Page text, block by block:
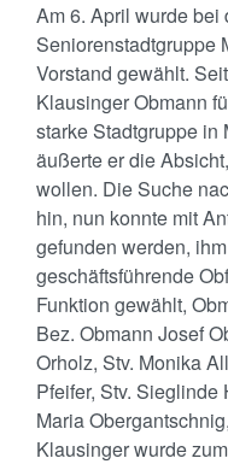
Am 6. April wurde bei
Seniorenstadtgruppe
Vorstand gewählt.
Klausinger Obmann
starke Stadtgruppe in
äußerte er die
wollen. Die Suche
hin, nun konnte mit
gefunden werden,
geschäftsführende
Funktion gewählt,
Bez. Obmann Josef
Orholz, Stv. Monika
Pfeifer, Stv.
Maria
Klausinger wurde